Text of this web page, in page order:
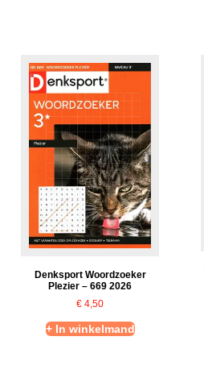
Denksport Woordzoeker
Plezier – 669 2026
€ 4,50
+ In winkelmand